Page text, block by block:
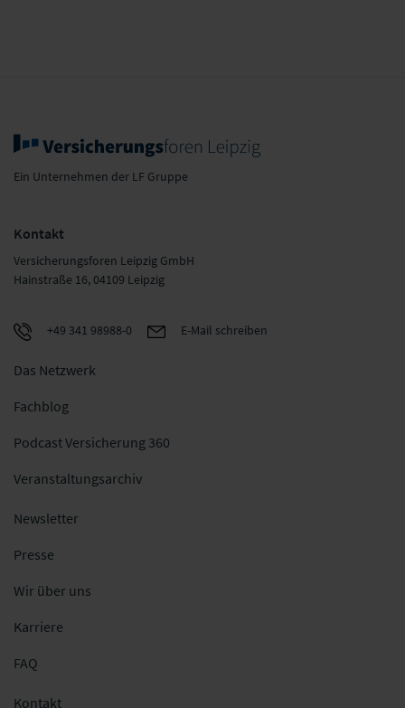
Ein Unternehmen der LF Gruppe
Kontakt
Versicherungsforen Leipzig GmbH
Hainstraße 16, 04109 Leipzig
+49 341 98988-0 E-Mail schreiben
Das Netzwerk
Fachblog
Podcast Versicherung 360
Veranstaltungsarchiv
Newsletter
Presse
Wir über uns
Karriere
FAQ
Kontakt